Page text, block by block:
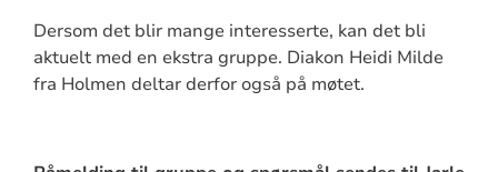
Dersom det blir mange interesserte, kan det bli
aktuelt med en ekstra gruppe. Diakon Heidi Milde
fra Holmen deltar derfor også på møtet.